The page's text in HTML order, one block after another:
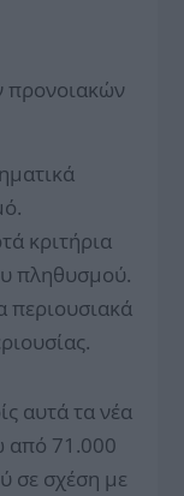
προνοιακών
κριτήρια
πληθυσμού.
περιουσιακά
αυτά τα νέα
από 71.000
σε σχέση με